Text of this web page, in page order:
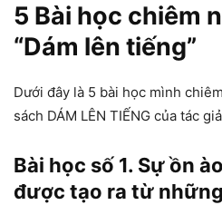
5 Bài học chiêm
“Dám lên tiếng”
Dưới đây là 5 bài học mình
sách DÁM LÊN TIẾNG của tác
Bài học số 1. Sự ồn
được tạo ra từ